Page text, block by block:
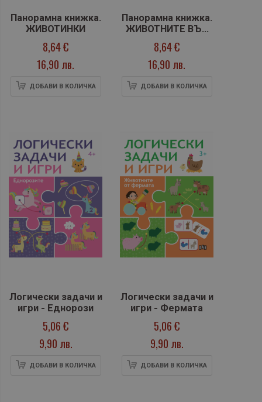
Панорамна книжка.
ЖИВОТИНКИ
8,64 €
16,90 лв.
ДОБАВИ В КОЛИЧКА
Панорамна книжка.
ЖИВОТНИТЕ ВЪВ
ФЕРМАТА
8,64 €
16,90 лв.
ДОБАВИ В КОЛИЧКА
Логически задачи и
игри - Еднорози
5,06 €
9,90 лв.
ДОБАВИ В КОЛИЧКА
Логически задачи и
игри - Фермата
5,06 €
9,90 лв.
ДОБАВИ В КОЛИЧКА